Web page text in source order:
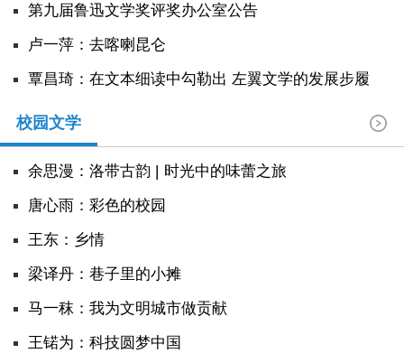
第九届鲁迅文学奖评奖办公室公告
卢一萍：去喀喇昆仑
覃昌琦：在文本细读中勾勒出 左翼文学的发展步履
校园文学
余思漫：洛带古韵 | 时光中的味蕾之旅
唐心雨：彩色的校园
王东：乡情
​梁译丹：巷子里的小摊
马一秣：我为文明城市做贡献
王锘为：科技圆梦中国